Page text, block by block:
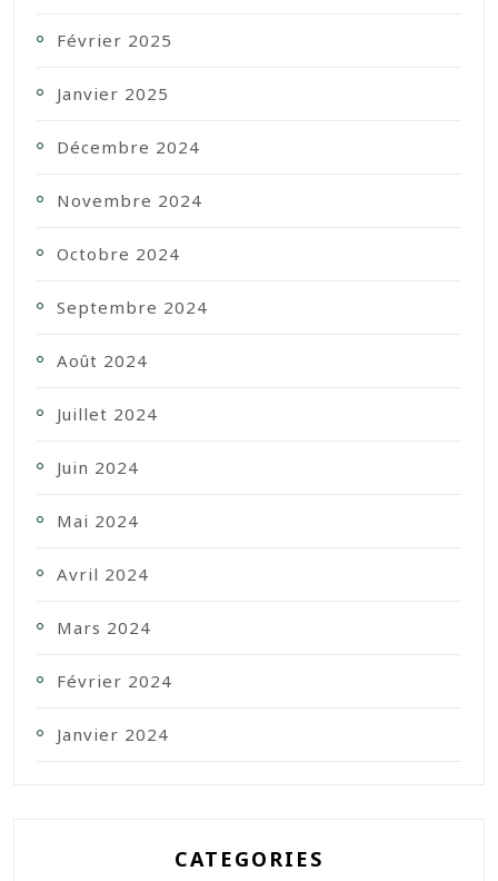
Février 2025
Janvier 2025
Décembre 2024
Novembre 2024
Octobre 2024
Septembre 2024
Août 2024
Juillet 2024
Juin 2024
Mai 2024
Avril 2024
Mars 2024
Février 2024
Janvier 2024
CATEGORIES